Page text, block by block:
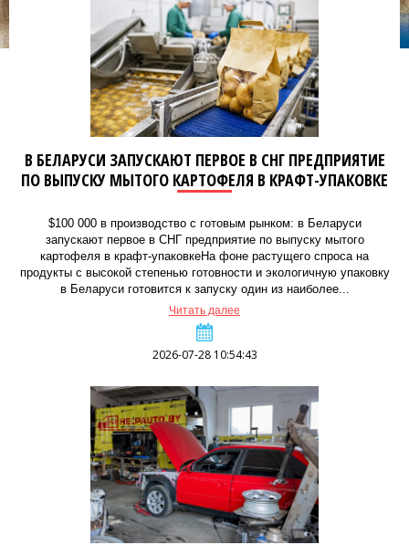
В БЕЛАРУСИ ЗАПУСКАЮТ ПЕРВОЕ В СНГ ПРЕДПРИЯТИЕ
ПО ВЫПУСКУ МЫТОГО КАРТОФЕЛЯ В КРАФТ-УПАКОВКЕ
$100 000 в производство с готовым рынком: в Беларуси
запускают первое в СНГ предприятие по выпуску мытого
картофеля в крафт-упаковкеНа фоне растущего спроса на
продукты с высокой степенью готовности и экологичную упаковку
в Беларуси готовится к запуску один из наиболее...
Читать далее
2026-07-28 10:54:43